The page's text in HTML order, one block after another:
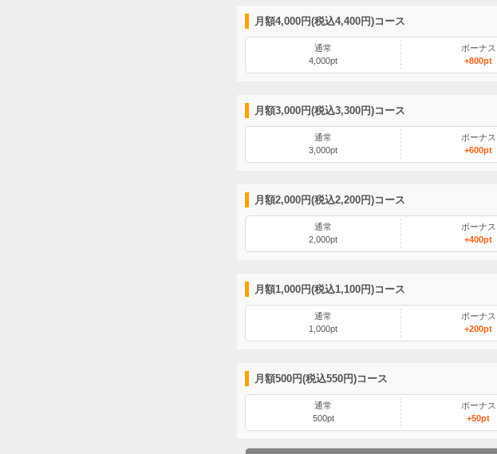
月額4,000円(税込4,400円)コース
通常
4,000pt
ボーナス
+800pt
月額3,000円(税込3,300円)コース
通常
3,000pt
ボーナス
+600pt
月額2,000円(税込2,200円)コース
通常
2,000pt
ボーナス
+400pt
月額1,000円(税込1,100円)コース
通常
1,000pt
ボーナス
+200pt
月額500円(税込550円)コース
通常
500pt
ボーナス
+50pt